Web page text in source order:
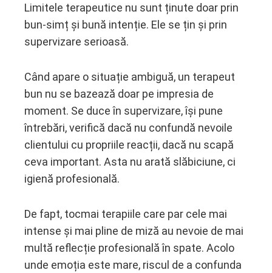
Limitele terapeutice nu sunt ținute doar prin
bun-simț și bună intenție. Ele se țin și prin
supervizare serioasă.
Când apare o situație ambiguă, un terapeut
bun nu se bazează doar pe impresia de
moment. Se duce în supervizare, își pune
întrebări, verifică dacă nu confundă nevoile
clientului cu propriile reacții, dacă nu scapă
ceva important. Asta nu arată slăbiciune, ci
igienă profesională.
De fapt, tocmai terapiile care par cele mai
intense și mai pline de miză au nevoie de mai
multă reflecție profesională în spate. Acolo
unde emoția este mare, riscul de a confunda